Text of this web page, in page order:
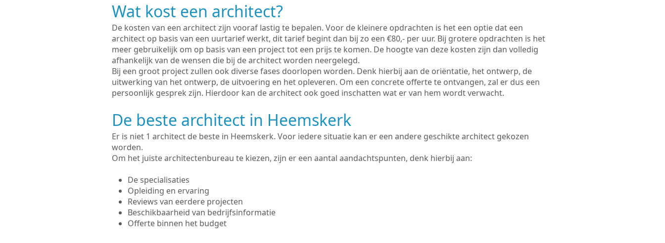
Wat kost een architect?
De kosten van een architect zijn vooraf lastig te bepalen. Voor de kleinere opdrachten is het een optie dat een
architect op basis van een uurtarief werkt, dit tarief begint dan bij zo een €80,- per uur. Bij grotere opdrachten is het
meer gebruikelijk om op basis van een project tot een prijs te komen. De hoogte van deze kosten zijn dan volledig
afhankelijk van de wensen die bij de architect worden neergelegd.
Bij een groot project zullen ook diverse fases doorlopen worden. Denk hierbij aan de oriëntatie, het ontwerp, de
uitwerking van het ontwerp, de uitvoering en het opleveren. Om een concrete offerte te ontvangen, zal er dus een
persoonlijk gesprek zijn. Hierdoor kan de architect ook goed inschatten wat er van hem wordt verwacht.
De beste architect in Heemskerk
Er is niet 1 architect de beste in Heemskerk. Voor iedere situatie kan er een andere geschikte architect gekozen
worden.
Om het juiste architectenbureau te kiezen, zijn er een aantal aandachtspunten, denk hierbij aan:
De specialisaties
Opleiding en ervaring
Reviews van eerdere projecten
Beschikbaarheid van bedrijfsinformatie
Offerte binnen het budget